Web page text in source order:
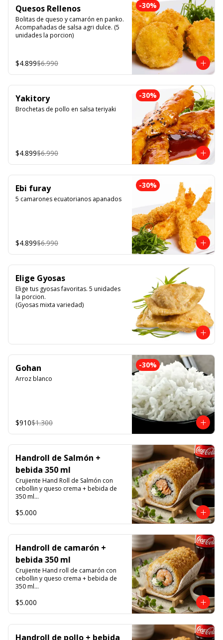
-30%
Quesos Rellenos
Bolitas de queso y camarón en panko.
Acompañadas de salsa agri dulce. (5
unidades la porcion)
$4.899$6.990
-30%
Yakitory
Brochetas de pollo en salsa teriyaki
$4.899$6.990
-30%
Ebi furay
5 camarones ecuatorianos apanados
$4.899$6.990
Elige Gyosas
Elige tus gyosas favoritas. 5 unidades
la porcion.
(Gyosas mixta variedad)
-30%
Gohan
Arroz blanco
$910$1.300
Handroll de Salmón +
bebida 350 ml
Crujiente Hand Roll de Salmón con
cebollin y queso crema + bebida de
350 ml
Promoción valida de Lunes a viernes
$5.000
Handroll de camarón +
bebida 350 ml
Crujiente Hand roll de camarón con
cebollin y queso crema + bebida de
350 ml
Promoción valida de Lunes a viernes
$5.000
Handroll de pollo + bebida